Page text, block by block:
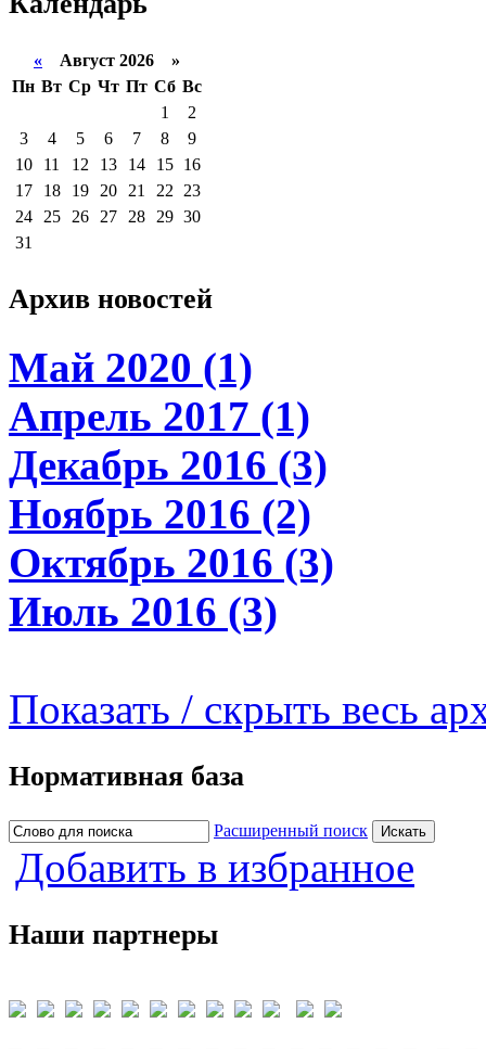
« Август 2026 »
Пн Вт Ср Чт Пт Сб Вс
1
2
3
4 5 6 7 8
9
10
11 12 13 14 15 16
17
18 19 20 21 22
23
24
25 26 27 28 29 30
31
Архив новостей
Май 2020 (1)
Апрель 2017 (1)
Декабрь 2016 (3)
Ноябрь 2016 (2)
Октябрь 2016 (3)
Июль 2016 (3)
Показать / скрыть весь
Нормативная база
Расширенный поиск
Добавить в избранное
Наши партнеры